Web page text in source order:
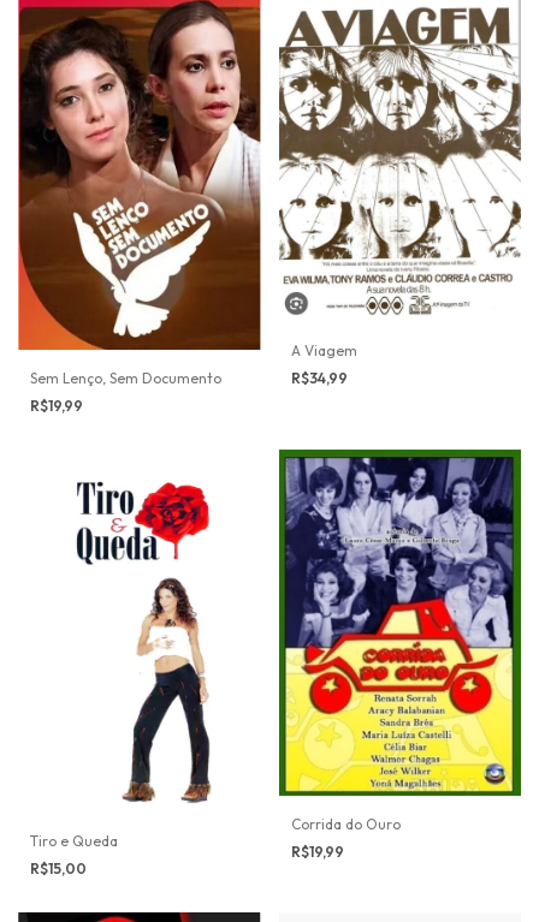
Sem Lenço, Sem Documento
R$19,99
A Viagem
R$34,99
Tiro e Queda
R$15,00
Corrida do Ouro
R$19,99